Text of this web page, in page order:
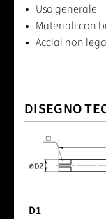
Uso generale
Materiali con
Acciai non
DISEGNO
D1